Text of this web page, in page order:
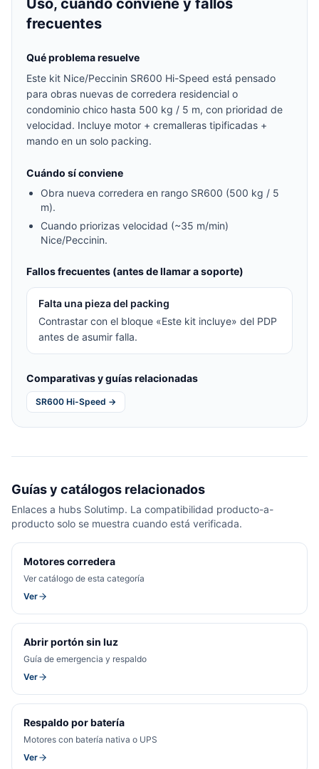
Uso, cuándo conviene y fallos
frecuentes
Qué problema resuelve
Este kit Nice/Peccinin SR600 Hi-Speed está pensado
para obras nuevas de corredera residencial o
condominio chico hasta 500 kg / 5 m, con prioridad de
velocidad. Incluye motor + cremalleras tipificadas +
mando en un solo packing.
Cuándo sí conviene
Obra nueva corredera en rango SR600 (500 kg / 5
m).
Cuando priorizas velocidad (~35 m/min)
Nice/Peccinin.
Fallos frecuentes (antes de llamar a soporte)
Falta una pieza del packing
Contrastar con el bloque «Este kit incluye» del PDP
antes de asumir falla.
Comparativas y guías relacionadas
SR600 Hi-Speed →
Guías y catálogos relacionados
Enlaces a hubs Solutimp. La compatibilidad producto-a-
producto solo se muestra cuando está verificada.
Motores corredera
Ver catálogo de esta categoría
Ver
Abrir portón sin luz
Guía de emergencia y respaldo
Ver
Respaldo por batería
Motores con batería nativa o UPS
Ver